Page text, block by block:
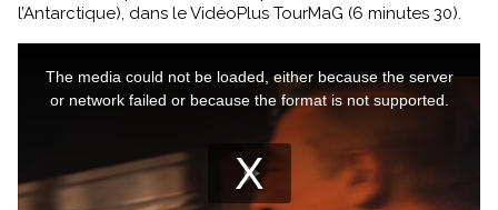
l’Antarctique), dans le VidéoPlus TourMaG (6 minutes 30).